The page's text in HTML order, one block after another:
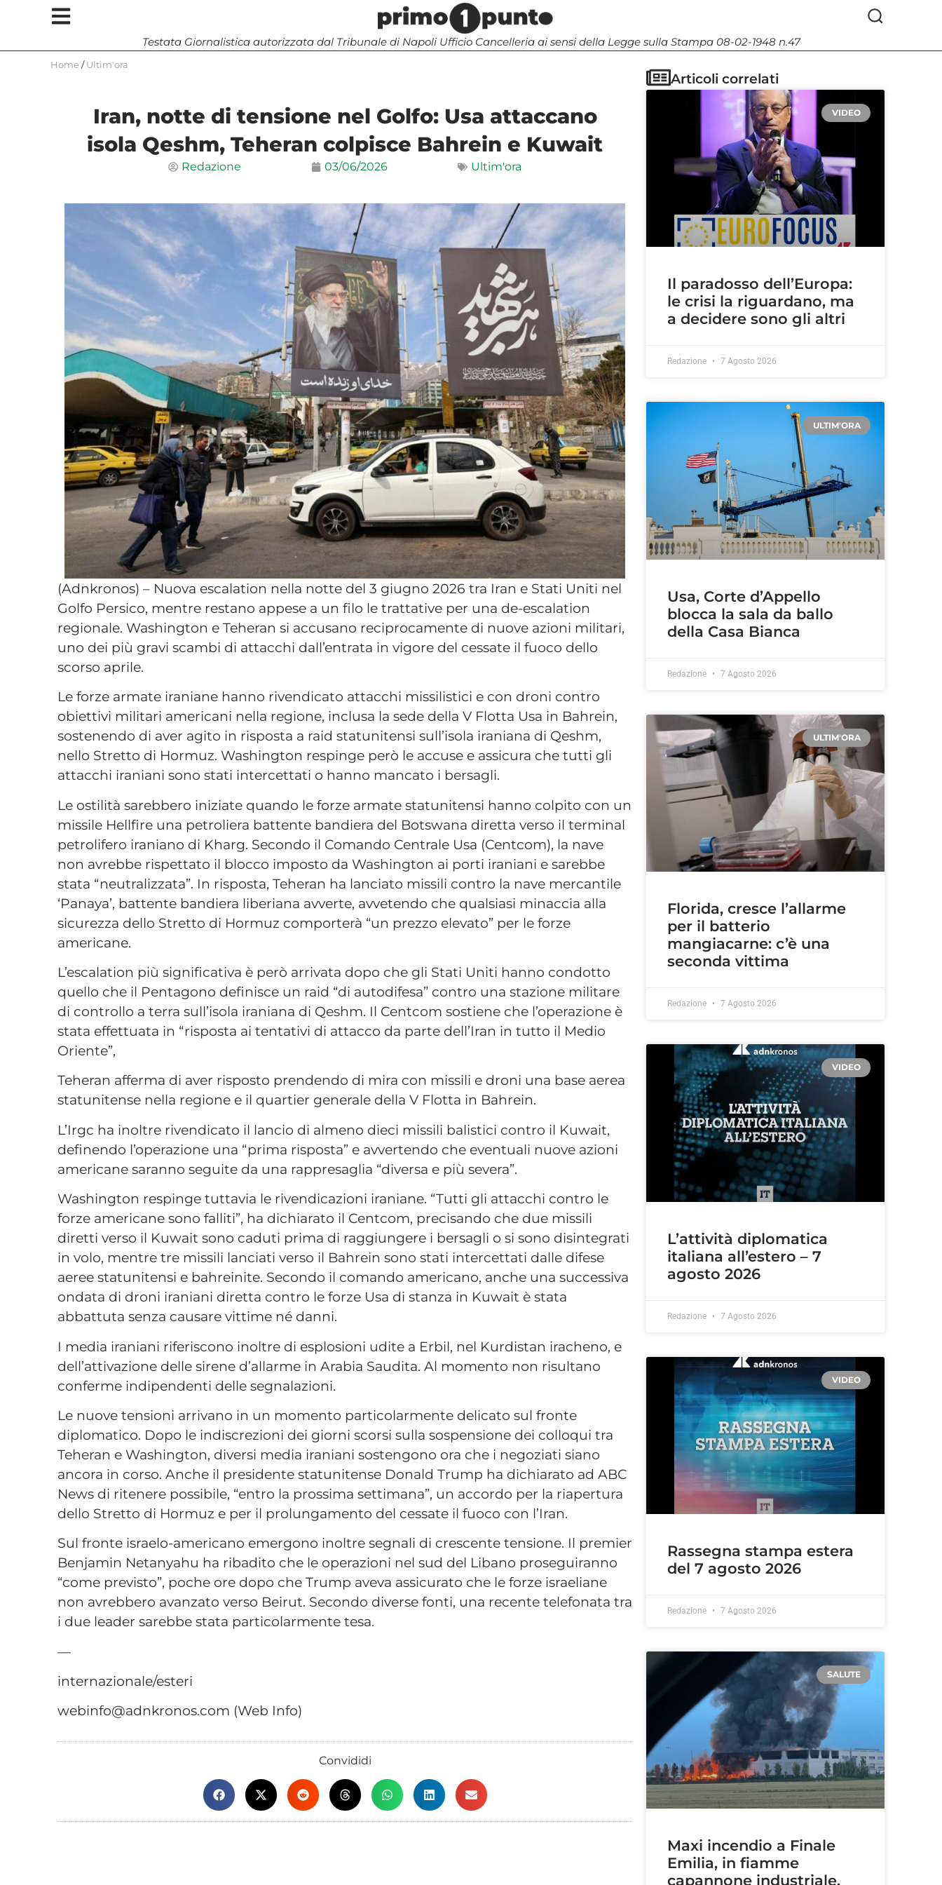
Testata Giornalistica autorizzata dal Tribunale di Napoli Ufficio Cancelleria ai sensi della Legge sulla Stampa 08-02-1948 n.47
Home / Ultim'ora
Iran, notte di tensione nel Golfo: Usa attaccano
isola Qeshm, Teheran colpisce Bahrein e Kuwait
Redazione 03/06/2026 Ultim'ora
(Adnkronos) – Nuova escalation nella notte del 3 giugno 2026 tra Iran e Stati Uniti nel
Golfo Persico, mentre restano appese a un filo le trattative per una de-escalation
regionale. Washington e Teheran si accusano reciprocamente di nuove azioni militari,
uno dei più gravi scambi di attacchi dall’entrata in vigore del cessate il fuoco dello
scorso aprile.
Le forze armate iraniane hanno rivendicato attacchi missilistici e con droni contro
obiettivi militari americani nella regione, inclusa la sede della V Flotta Usa in Bahrein,
sostenendo di aver agito in risposta a raid statunitensi sull’isola iraniana di Qeshm,
nello Stretto di Hormuz. Washington respinge però le accuse e assicura che tutti gli
attacchi iraniani sono stati intercettati o hanno mancato i bersagli.
Le ostilità sarebbero iniziate quando le forze armate statunitensi hanno colpito con un
missile Hellfire una petroliera battente bandiera del Botswana diretta verso il terminal
petrolifero iraniano di Kharg. Secondo il Comando Centrale Usa (Centcom), la nave
non avrebbe rispettato il blocco imposto da Washington ai porti iraniani e sarebbe
stata “neutralizzata”. In risposta, Teheran ha lanciato missili contro la nave mercantile
‘Panaya’, battente bandiera liberiana avverte, avvetendo che qualsiasi minaccia alla
sicurezza dello Stretto di Hormuz comporterà “un prezzo elevato” per le forze
americane.
L’escalation più significativa è però arrivata dopo che gli Stati Uniti hanno condotto
quello che il Pentagono definisce un raid “di autodifesa” contro una stazione militare
di controllo a terra sull’isola iraniana di Qeshm. Il Centcom sostiene che l’operazione è
stata effettuata in “risposta ai tentativi di attacco da parte dell’Iran in tutto il Medio
Oriente”,
Teheran afferma di aver risposto prendendo di mira con missili e droni una base aerea
statunitense nella regione e il quartier generale della V Flotta in Bahrein.
L’Irgc ha inoltre rivendicato il lancio di almeno dieci missili balistici contro il Kuwait,
definendo l’operazione una “prima risposta” e avvertendo che eventuali nuove azioni
americane saranno seguite da una rappresaglia “diversa e più severa”.
Washington respinge tuttavia le rivendicazioni iraniane. “Tutti gli attacchi contro le
forze americane sono falliti”, ha dichiarato il Centcom, precisando che due missili
diretti verso il Kuwait sono caduti prima di raggiungere i bersagli o si sono disintegrati
in volo, mentre tre missili lanciati verso il Bahrein sono stati intercettati dalle difese
aeree statunitensi e bahreinite. Secondo il comando americano, anche una successiva
ondata di droni iraniani diretta contro le forze Usa di stanza in Kuwait è stata
abbattuta senza causare vittime né danni.
I media iraniani riferiscono inoltre di esplosioni udite a Erbil, nel Kurdistan iracheno, e
dell’attivazione delle sirene d’allarme in Arabia Saudita. Al momento non risultano
conferme indipendenti delle segnalazioni.
Le nuove tensioni arrivano in un momento particolarmente delicato sul fronte
diplomatico. Dopo le indiscrezioni dei giorni scorsi sulla sospensione dei colloqui tra
Teheran e Washington, diversi media iraniani sostengono ora che i negoziati siano
ancora in corso. Anche il presidente statunitense Donald Trump ha dichiarato ad ABC
News di ritenere possibile, “entro la prossima settimana”, un accordo per la riapertura
dello Stretto di Hormuz e per il prolungamento del cessate il fuoco con l’Iran.
Sul fronte israelo-americano emergono inoltre segnali di crescente tensione. Il premier
Benjamin Netanyahu ha ribadito che le operazioni nel sud del Libano proseguiranno
“come previsto”, poche ore dopo che Trump aveva assicurato che le forze israeliane
non avrebbero avanzato verso Beirut. Secondo diverse fonti, una recente telefonata tra
i due leader sarebbe stata particolarmente tesa.
—
internazionale/esteri
webinfo@adnkronos.com (Web Info)
Convididi
Articoli correlati
VIDEO
Il paradosso dell’Europa:
le crisi la riguardano, ma
a decidere sono gli altri
Redazione 7 Agosto 2026
ULTIM'ORA
Usa, Corte d’Appello
blocca la sala da ballo
della Casa Bianca
Redazione 7 Agosto 2026
ULTIM'ORA
Florida, cresce l’allarme
per il batterio
mangiacarne: c’è una
seconda vittima
Redazione 7 Agosto 2026
VIDEO
L’attività diplomatica
italiana all’estero – 7
agosto 2026
Redazione 7 Agosto 2026
VIDEO
Rassegna stampa estera
del 7 agosto 2026
Redazione 7 Agosto 2026
SALUTE
Maxi incendio a Finale
Emilia, in fiamme
capannone industriale.